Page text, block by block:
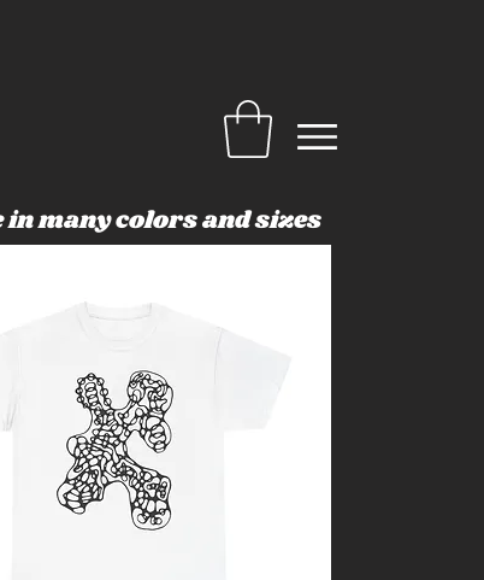
many colors and sizes